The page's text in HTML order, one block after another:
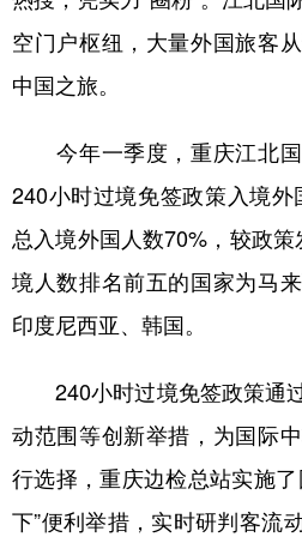
空门户枢纽，大量外国旅客
中国之旅。
今年一季度，重庆江北国
240小时过境免签政策入境
总入境外国人数70%，较政
境人数排名前五的国家为马
印度尼西亚、韩国。
240小时过境免签政策通
动范围等创新举措，为国际
行选择，重庆边检总站实施
下”便利举措，实时研判客流